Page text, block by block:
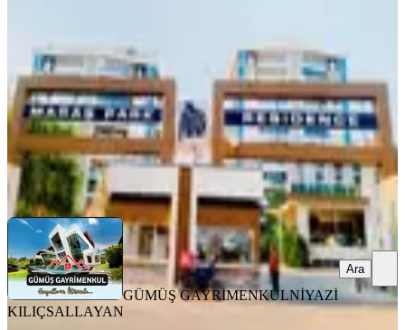
4+1
04.08.2026
10.400.000 ₺
GÜMÜŞ GAYRİMENKULNİYAZİ KILIÇSALLAYAN
Ara
GÜMÜŞ GAYRİMENKULNİYAZİ
KILIÇSALLAYAN
Ara